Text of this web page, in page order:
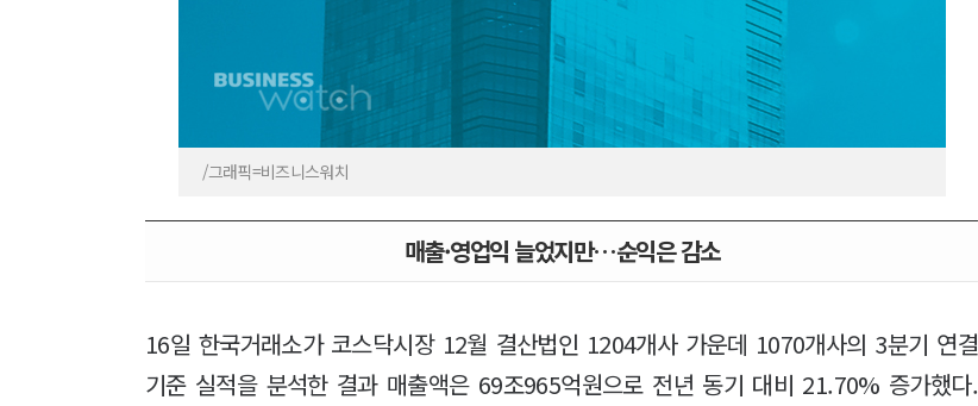
/그래픽=비즈니스워치
매출·영업익 늘었지만…순익은 감소
16일 한국거래소가 코스닥시장 12월 결산법인 1204개사 가운데 1070개사의 3분기 연결
기준 실적을 분석한 결과 매출액은 69조965억원으로 전년 동기 대비 21.70% 증가했다.